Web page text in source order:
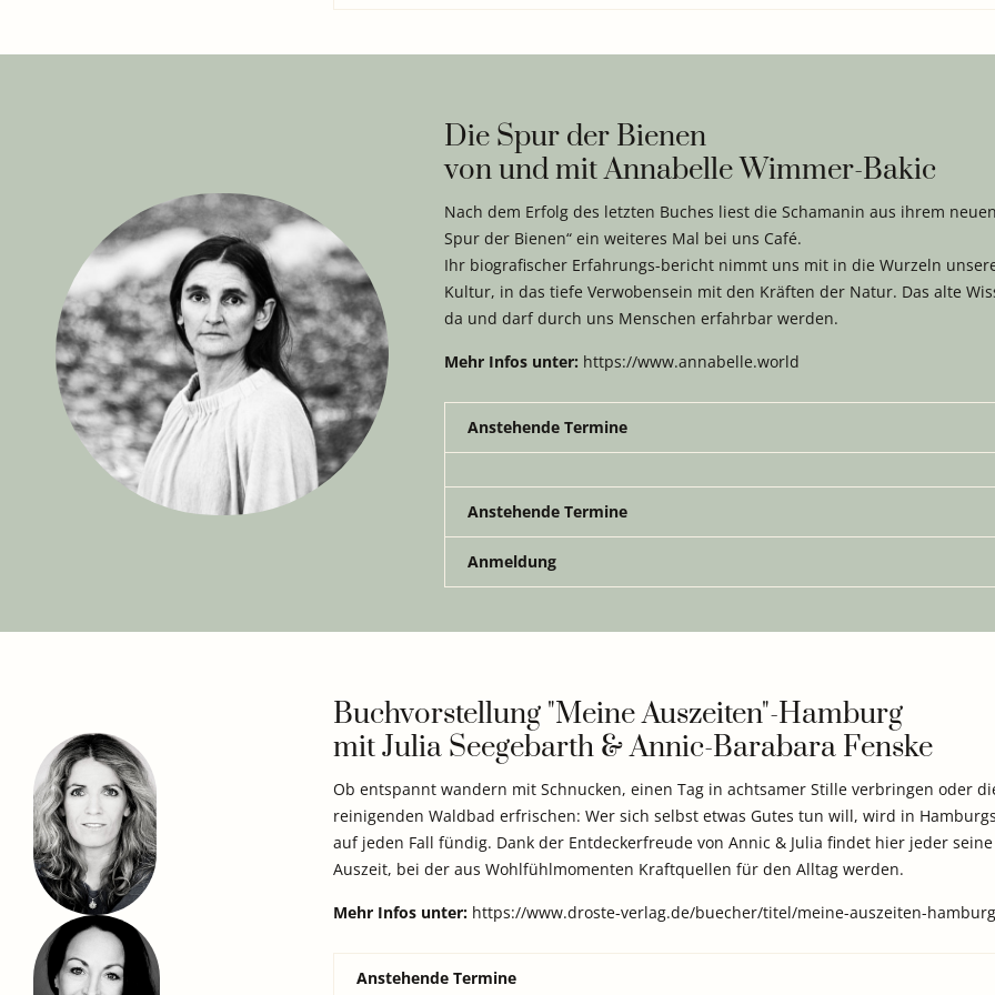
Die Spur der Bienen
von und mit Annabelle Wimmer-Bakic
Nach dem Erfolg des letzten Buches liest die Schamanin aus ihrem
Spur der Bienen“ ein weiteres Mal bei uns Café.
Ihr biografischer Erfahrungs-bericht nimmt uns mit in die Wurzeln
Kultur, in das tiefe Verwobensein mit den Kräften der Natur. Das alte
da und darf durch uns Menschen erfahrbar werden.
Mehr Infos unter: https://www.annabelle.world
Anstehende Termine
Anstehende Termine
Anmeldung
Buchvorstellung "Meine Auszeiten"-Hamburg
mitJulia Seegebarth &Annic-Barabara Fenske
Ob entspannt wandern mit Schnucken, einen Tag in achtsamer Stille verbringen oder
reinigenden Waldbad erfrischen: Wer sich selbst etwas Gutes tun will, wird in
auf jeden Fall fündig. Dank der Entdeckerfreude von Annic & Julia findet hier jeder
Auszeit, bei der aus Wohlfühlmomenten Kraftquellen für den Alltag werden.
Mehr Infos unter: https://www.droste-verlag.de/buecher/titel/meine-auszeiten-
Anstehende Termine